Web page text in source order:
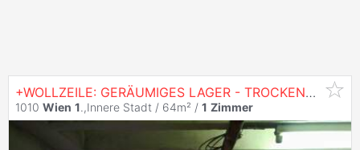
+WOLLZEILE: GERÄUMIGES LAGER - TROCKENES KELLERGESCHOß+
1010 Wien 1.,Innere Stadt / 64m² / 1 Zimmer